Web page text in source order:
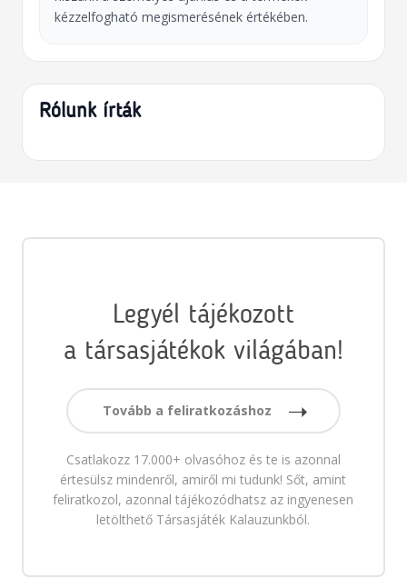
kézzelfogható megismerésének értékében.
Rólunk írták
Legyél tájékozott
a társasjátékok világában!
Tovább a feliratkozáshoz
Csatlakozz 17.000+ olvasóhoz és te is azonnal
értesülsz mindenről, amiről mi tudunk! Sőt, amint
feliratkozol, azonnal tájékozódhatsz az ingyenesen
letölthető Társasjáték Kalauzunkból.